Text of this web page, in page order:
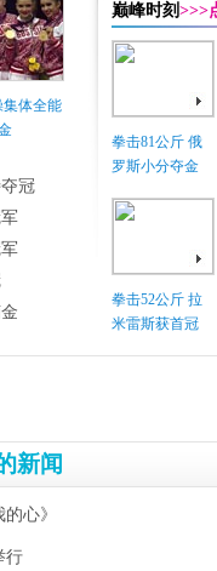
体全能
冠
巅峰时刻>>>
拳击81公斤 俄
罗斯小分夺金
拳击52公斤 拉
米雷斯获首冠
新闻
心》
行